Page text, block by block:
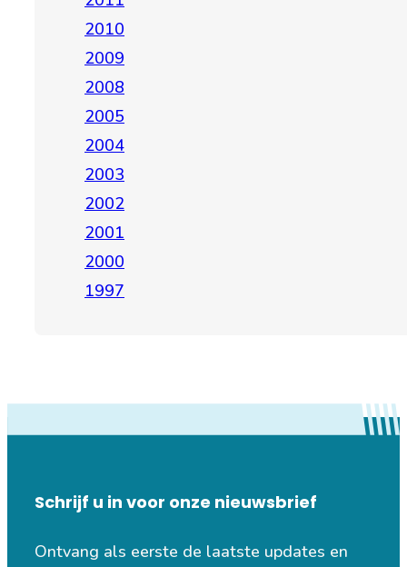
2010
2009
2008
2005
2004
2003
2002
2001
2000
1997
Schrijf u in voor onze nieuwsbrief
Ontvang als eerste de laatste updates en